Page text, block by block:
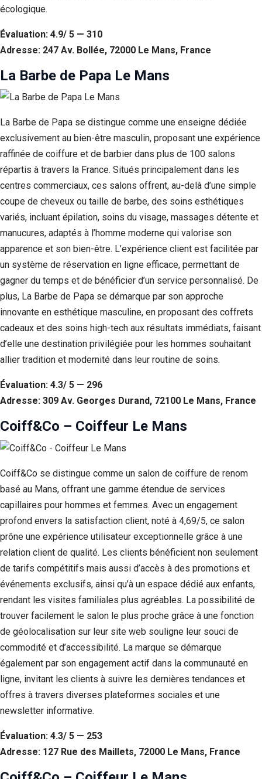
écologique.
Évaluation: 4.9/ 5 — 310
Adresse: 247 Av. Bollée, 72000 Le Mans, France
La Barbe de Papa Le Mans
La Barbe de Papa se distingue comme une enseigne dédiée
exclusivement au bien-être masculin, proposant une expérience
raffinée de coiffure et de barbier dans plus de 100 salons
répartis à travers la France. Situés principalement dans les
centres commerciaux, ces salons offrent, au-delà d’une simple
coupe de cheveux ou taille de barbe, des soins esthétiques
variés, incluant épilation, soins du visage, massages détente et
manucures, adaptés à l’homme moderne qui valorise son
apparence et son bien-être. L’expérience client est facilitée par
un système de réservation en ligne efficace, permettant de
gagner du temps et de bénéficier d’un service personnalisé. De
plus, La Barbe de Papa se démarque par son approche
innovante en esthétique masculine, en proposant des coffrets
cadeaux et des soins high-tech aux résultats immédiats, faisant
d’elle une destination privilégiée pour les hommes souhaitant
allier tradition et modernité dans leur routine de soins.
Évaluation: 4.3/ 5 — 296
Adresse: 309 Av. Georges Durand, 72100 Le Mans, France
Coiff&Co – Coiffeur Le Mans
Coiff&Co se distingue comme un salon de coiffure de renom
basé au Mans, offrant une gamme étendue de services
capillaires pour hommes et femmes. Avec un engagement
profond envers la satisfaction client, noté à 4,69/5, ce salon
prône une expérience utilisateur exceptionnelle grâce à une
relation client de qualité. Les clients bénéficient non seulement
de tarifs compétitifs mais aussi d’accès à des promotions et
événements exclusifs, ainsi qu’à un espace dédié aux enfants,
rendant les visites familiales plus agréables. La possibilité de
trouver facilement le salon le plus proche grâce à une fonction
de géolocalisation sur leur site web souligne leur souci de
commodité et d’accessibilité. La marque se démarque
également par son engagement actif dans la communauté en
ligne, invitant les clients à suivre les dernières tendances et
offres à travers diverses plateformes sociales et une
newsletter informative.
Évaluation: 4.3/ 5 — 253
Adresse: 127 Rue des Maillets, 72000 Le Mans, France